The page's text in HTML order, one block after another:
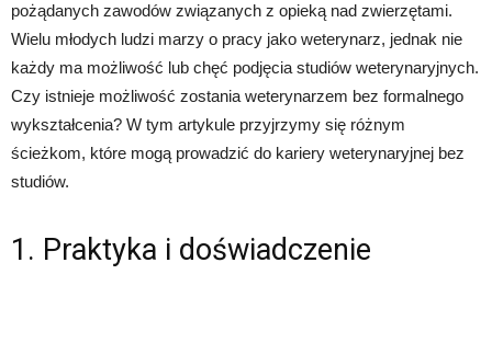
pożądanych zawodów związanych z opieką nad zwierzętami.
Wielu młodych ludzi marzy o pracy jako weterynarz, jednak nie
każdy ma możliwość lub chęć podjęcia studiów weterynaryjnych.
Czy istnieje możliwość zostania weterynarzem bez formalnego
wykształcenia? W tym artykule przyjrzymy się różnym
ścieżkom, które mogą prowadzić do kariery weterynaryjnej bez
studiów.
1. Praktyka i doświadczenie